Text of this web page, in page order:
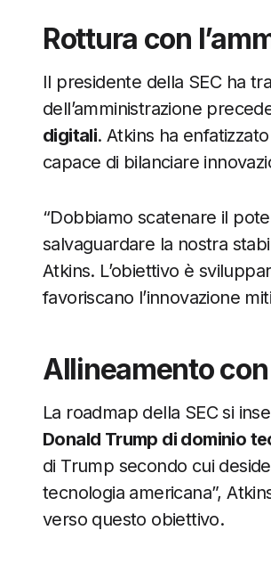
Rottura con
Il presidente della SEC ha
dell’amministrazione
digitali. Atkins ha
capace di bilanciare
“Dobbiamo scatenare il
salvaguardare la nostra
Atkins. L’obiettivo è
favoriscano l’innovazione
Allineamento
La roadmap della SEC si
Donald Trump di dominio
di Trump secondo cui
tecnologia americana”,
verso questo obiettivo.